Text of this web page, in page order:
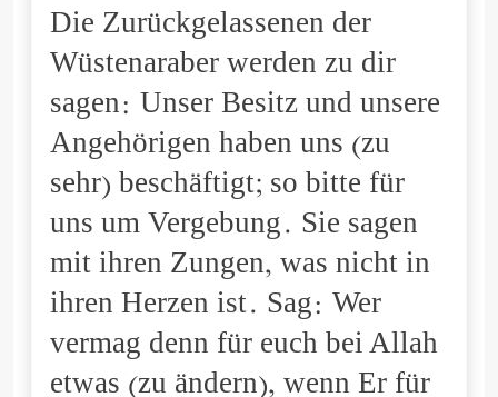
Die Zurückgelassenen der
Wüstenaraber werden zu dir
sagen: Unser Besitz und unsere
Angehörigen haben uns (zu
sehr) beschäftigt; so bitte für
uns um Vergebung. Sie sagen
mit ihren Zungen, was nicht in
ihren Herzen ist. Sag: Wer
vermag denn für euch bei Allah